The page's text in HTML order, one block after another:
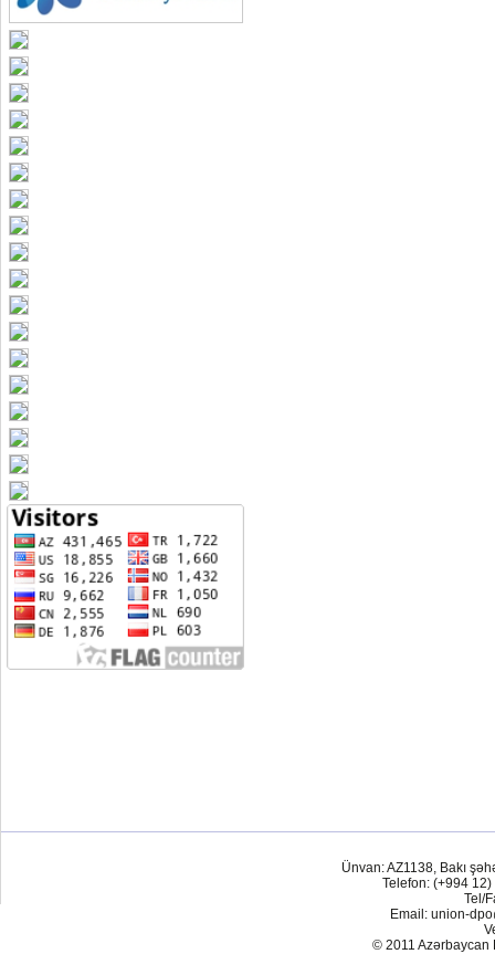
Ünvan: AZ1138, Bakı
Telefon: (+994
Tel/
Email: union-
© 2011 Azərbaycan